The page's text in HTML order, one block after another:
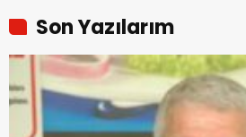
Son Yazılarım